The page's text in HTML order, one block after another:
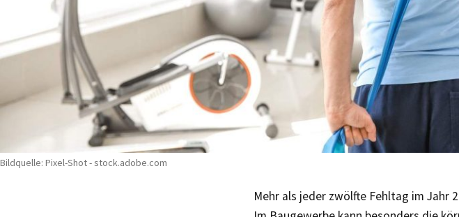
Bildquelle: Pixel-Shot - stock.adobe.com
Mehr als jeder zwölfte Fehltag im Jahr